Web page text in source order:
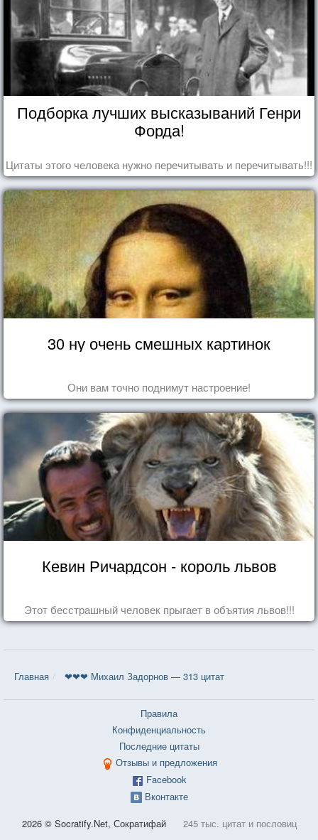
Подборка лучших высказываний Генри
Форда!
Цитаты этого человека нужно перечитывать и перечитывать!!!
30 ну очень смешных картинок
Они вам точно поднимут настроение!
Кевин Ричардсон - король львов
Этот бесстрашный человек прыгает в объятия львов!!!
Главная ❤❤❤ Михаил Задорнов — 313 цитат
Правила
Конфиденциальность
Последние цитаты
Отзывы и предложения
Facebook
Вконтакте
2026 © Socratify.Net, Сократифай 245 тыс. цитат и пословиц